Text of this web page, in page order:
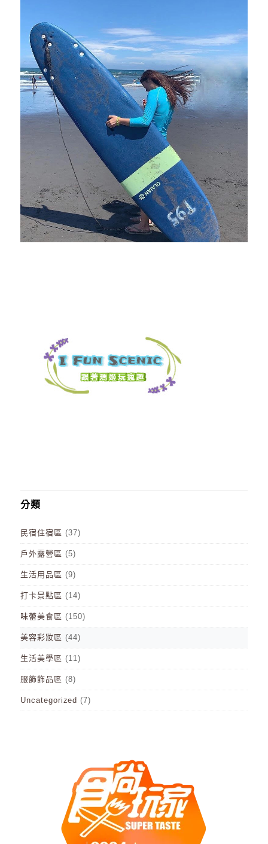
分類
民宿住宿區 (37)
戶外露營區 (5)
生活用品區 (9)
打卡景點區 (14)
味蕾美食區 (150)
美容彩妝區 (44)
生活美學區 (11)
服飾飾品區 (8)
Uncategorized (7)